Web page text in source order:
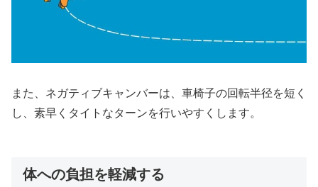
また、ネガティブキャンバーは、車椅子の回転半径を短く
し、素早くタイトなターンを行いやすくします。
体への負担を軽減する